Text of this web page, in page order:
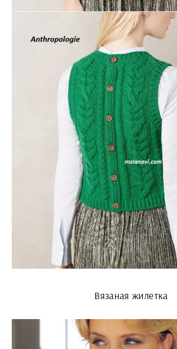
Вязаная жилетка